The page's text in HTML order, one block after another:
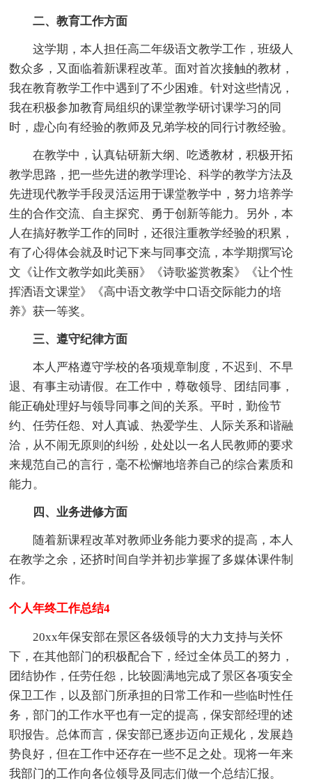
二、教育工作方面
这学期，本人担任高二年级语文教学工作，班级人
数众多，又面临着新课程改革。面对首次接触的教材，
我在教育教学工作中遇到了不少困难。针对这些情况，
我在积极参加教育局组织的课堂教学研讨课学习的同
时，虚心向有经验的教师及兄弟学校的同行讨教经验。
在教学中，认真钻研新大纲、吃透教材，积极开拓
教学思路，把一些先进的教学理论、科学的教学方法及
先进现代教学手段灵活运用于课堂教学中，努力培养学
生的合作交流、自主探究、勇于创新等能力。另外，本
人在搞好教学工作的同时，还很注重教学经验的积累，
有了心得体会就及时记下来与同事交流，本学期撰写论
文《让作文教学如此美丽》《诗歌鉴赏教案》《让个性
挥洒语文课堂》《高中语文教学中口语交际能力的培
养》获一等奖。
三、遵守纪律方面
本人严格遵守学校的各项规章制度，不迟到、不早
退、有事主动请假。在工作中，尊敬领导、团结同事，
能正确处理好与领导同事之间的关系。平时，勤俭节
约、任劳任怨、对人真诚、热爱学生、人际关系和谐融
洽，从不闹无原则的纠纷，处处以一名人民教师的要求
来规范自己的言行，毫不松懈地培养自己的综合素质和
能力。
四、业务进修方面
随着新课程改革对教师业务能力要求的提高，本人
在教学之余，还挤时间自学并初步掌握了多媒体课件制
作。
个人年终工作总结4
20xx年保安部在景区各级领导的大力支持与关怀
下，在其他部门的积极配合下，经过全体员工的努力，
团结协作，任劳任怨，比较圆满地完成了景区各项安全
保卫工作，以及部门所承担的日常工作和一些临时性任
务，部门的工作水平也有一定的提高，保安部经理的述
职报告。总体而言，保安部已逐步迈向正规化，发展趋
势良好，但在工作中还存在一些不足之处。现将一年来
我部门的工作向各位领导及同志们做一个总结汇报。